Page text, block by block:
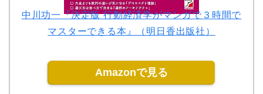
中川功一『決定版 行動経済学がマンガで３時間で
マスターできる本』（明日香出版社）
Amazonで見る